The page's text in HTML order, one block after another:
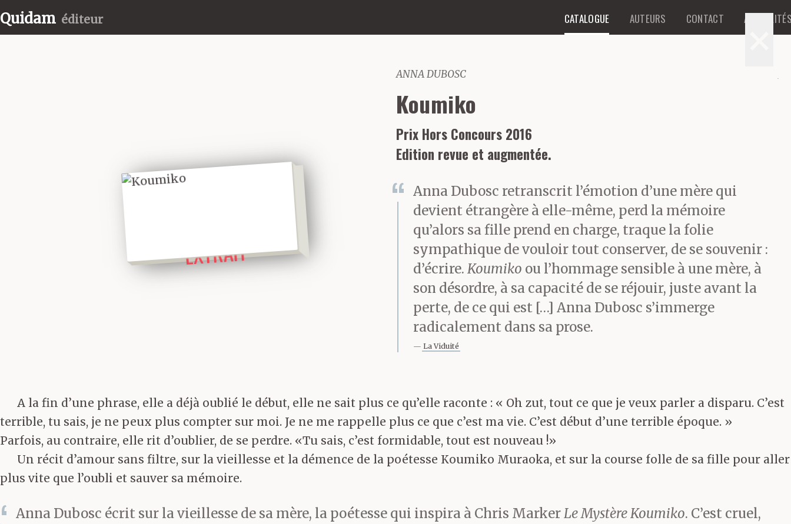
Quidam éditeur CATALOGUE AUTEURS CONTACT
EXTRAIT
ANNA DUBOSC
Koumiko
Prix Hors Concours 2016
Edition revue et augmentée.
Anna Dubosc retranscrit l’émotion d’une mère qui
devient étrangère à elle-même, perd la mémoire
qu’alors sa fille prend en charge, traque la folie
sympathique de vouloir tout conserver, de se souvenir :
d’écrire. Koumiko ou l’hommage sensible à une mère, à
son désordre, à sa capacité de se réjouir, juste avant la
perte, de ce qui est […] Anna Dubosc s’immerge
radicalement dans sa prose.
La Viduité
A la fin d’une phrase, elle a déjà oublié le début, elle ne sait plus ce qu’elle raconte : « Oh zut, tout ce que je veux parler a disparu. C’est
terrible, tu sais, je ne peux plus compter sur moi. Je ne me rappelle plus ce que c’est ma vie. C’est début d’une terrible époque. »
Parfois, au contraire, elle rit d’oublier, de se perdre. «Tu sais, c’est formidable, tout est nouveau !»
Un récit d’amour sans filtre, sur la vieillesse et la démence de la poétesse Koumiko Muraoka, et sur la course folle de sa fille pour aller
plus vite que l’oubli et sauver sa mémoire.
Anna Dubosc écrit sur la vieillesse de sa mère, la poétesse qui inspira à Chris MarkerLe Mystère Koumiko. C’est cruel,